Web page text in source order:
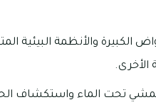
والأنظمة البيئية
الأخرى.
تحت الماء واستكشاف